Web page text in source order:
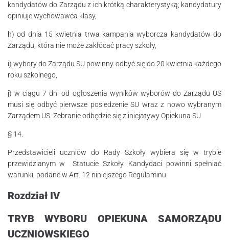
kandydatów do Zarządu z ich krót­­ką charakterystyką; kandydatury
opiniuje wychowawca klasy,
h) od dnia 15 kwietnia trwa kampania wyborcza kandydatów do
Zarządu, która nie może zakłócać pracy szkoły,
i) wybory do Zarządu SU powinny odbyć się do 20 kwietnia każdego
roku szkol­nego,
j) w ciągu 7 dni od ogłoszenia wyników wyborów do Zarządu US
musi się odbyć pierwsze posiedzenie SU wraz z nowo wybranym
Zarządem US. Zebranie odbędzie się z inicjatywy Opiekuna SU
§ 14.
Przedstawicieli uczniów do Rady Szkoły wybiera się w trybie
przewidzianym w Statucie Szkoły. Kandydaci powinni spełniać
warunki, podane w Art. 12 niniejszego Regulaminu.
Rozdział IV
TRYB WYBORU OPIEKUNA SAMORZĄDU
UCZNIOWSKIEGO